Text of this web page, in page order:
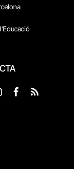
Facebook
RSS